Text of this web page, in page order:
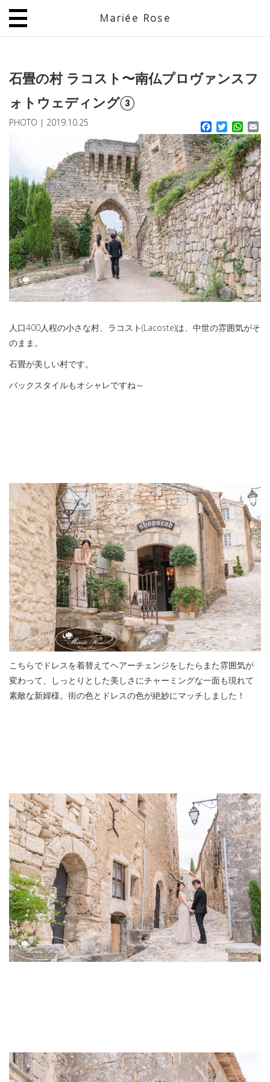
Mariée Rose
石畳の村 ラコスト〜南仏プロヴァンスフ
ォトウェディング③
PHOTO | 2019.10.25 Facebook
Twitter
人口400人程の小さな村、ラコスト(Lacoste)は、中世の雰囲気がそ
のまま。
石畳が美しい村です。
バックスタイルもオシャレですね～
こちらでドレスを着替えてヘアーチェンジをしたらまた雰囲気が
変わって、しっとりとした美しさにチャーミングな一面も現れて
素敵な新婦様。街の色とドレスの色が絶妙にマッチしました！